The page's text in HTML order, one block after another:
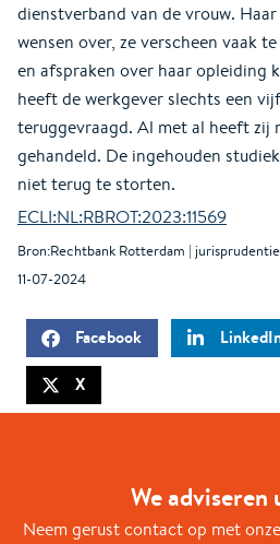
dienstverband van de vrouw.
wensen over, ze verscheen vaak
en afspraken over haar opleiding
heeft de werkgever slechts een
teruggevraagd. Al met al heeft zij
gehandeld. De ingehouden
niet terug te storten.
ECLI:NL:RBROT:2023:11569
Bron:Rechtbank Rotterdam | jurisprudentie
11-07-2024
Facebook
X
We adviseren
Neem gerust contact op met onze